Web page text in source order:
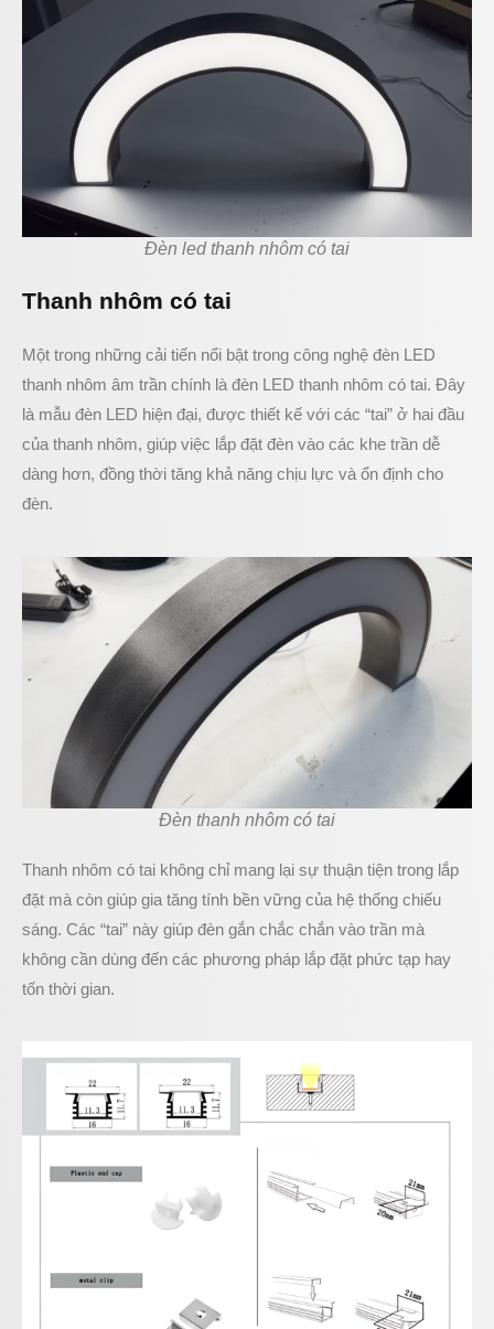
Đèn led thanh nhôm có tai
Thanh nhôm có tai
Một trong những cải tiến nổi bật trong công nghệ đèn LED
thanh nhôm âm trần chính là đèn LED thanh nhôm có tai. Đây
là mẫu đèn LED hiện đại, được thiết kế với các “tai” ở hai đầu
của thanh nhôm, giúp việc lắp đặt đèn vào các khe trần dễ
dàng hơn, đồng thời tăng khả năng chịu lực và ổn định cho
đèn.
Đèn thanh nhôm có tai
Thanh nhôm có tai không chỉ mang lại sự thuận tiện trong lắp
đặt mà còn giúp gia tăng tính bền vững của hệ thống chiếu
sáng. Các “tai” này giúp đèn gắn chắc chắn vào trần mà
không cần dùng đến các phương pháp lắp đặt phức tạp hay
tốn thời gian.